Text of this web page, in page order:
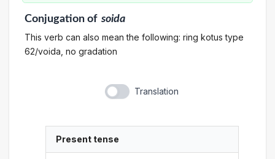
Conjugationof soida
This verb can also mean the following: ring kotus type
62/voida, no gradation
Translation
Present tense